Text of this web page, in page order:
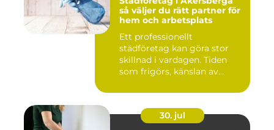
så väljer du rätt partner för
hem och arbetsplats
Ett professionellt
städföretag kan göra stor
skillnad i vardagen. Tiden
som frigörs, känslan av
30. jul